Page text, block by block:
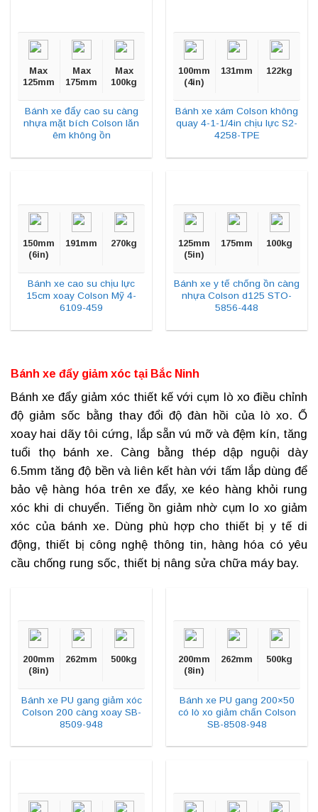
Max
125mm
Max
175mm
Max
100kg
Bánh xe đẩy cao su càng
nhựa mặt bích Colson lăn
êm không ồn
100mm
(4in)
131mm 122kg
Bánh xe xám Colson không
quay 4-1-1/4in chịu lực S2-
4258-TPE
150mm
(6in)
191mm 270kg
Bánh xe cao su chịu lực
15cm xoay Colson Mỹ 4-
6109-459
125mm
(5in)
175mm 100kg
Bánh xe y tế chống ồn càng
nhựa Colson d125 STO-
5856-448
Bánh xe đẩy giảm xóc tại Bắc Ninh
Bánh xe đẩy giảm xócthiết kế với cụm lò xo điều chỉnh
độ giảm sốc bằng thay đổi độ đàn hồi của lò xo. Ổ
xoay hai dãy tôi cứng, lắp sẵn vú mỡ và đệm kín, tăng
tuổi thọ bánh xe. Càng bằng thép dập nguội dày
6.5mm tăng độ bền và liên kết hàn với tấm lắp dùng để
bảo vệ hàng hóa trên xe đẩy, xe kéo hàng khỏi rung
xóc khi di chuyển. Tiếng ồn giảm nhờ cụm lo xo giảm
xóc của bánh xe. Dùng phù hợp cho thiết bị y tế di
động, thiết bị công nghệ thông tin, hàng hóa có yêu
cầu chống rung sốc, thiết bị nâng sửa chữa máy bay.
200mm
(8in)
262mm 500kg
Bánh xe PU gang giảm xóc
Colson 200 càng xoay SB-
8509-948
200mm
(8in)
262mm 500kg
Bánh xe PU gang 200×50
có lò xo giảm chấn Colson
SB-8508-948